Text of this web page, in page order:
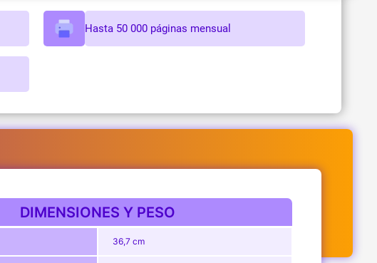
Hasta 50 000 páginas mensual
DIMENSIONES Y PESO
36,7 cm